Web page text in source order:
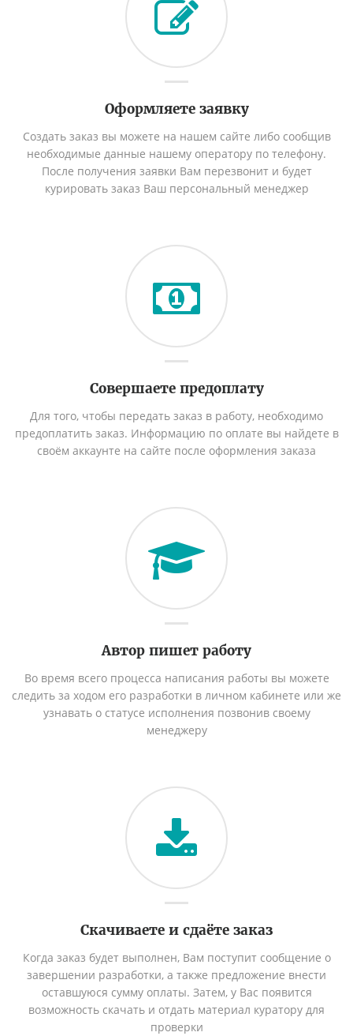
Оформляете заявку
Создать заказ вы можете на нашем сайте либо сообщив
необходимые данные нашему оператору по телефону.
После получения заявки Вам перезвонит и будет
курировать заказ Ваш персональный менеджер
Совершаете предоплату
Для того, чтобы передать заказ в работу, необходимо
предоплатить заказ. Информацию по оплате вы найдете в
своём аккаунте на сайте после оформления заказа
Автор пишет работу
Во время всего процесса написания работы вы можете
следить за ходом его разработки в личном кабинете или же
узнавать о статусе исполнения позвонив своему
менеджеру
Скачиваете и сдаёте заказ
Когда заказ будет выполнен, Вам поступит сообщение о
завершении разработки, а также предложение внести
оставшуюся сумму оплаты. Затем, у Вас появится
возможность скачать и отдать материал куратору для
проверки